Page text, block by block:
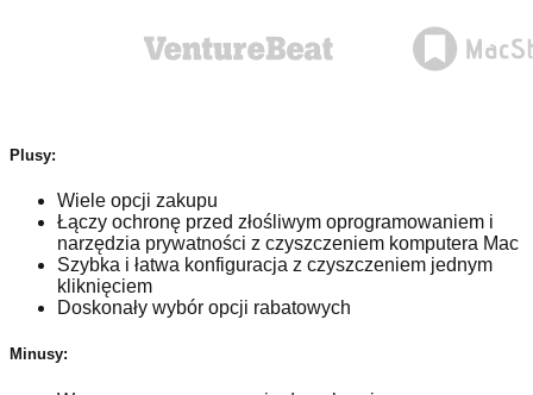
Plusy:
Wiele opcji zakupu
Łączy ochronę przed złośliwym oprogramowaniem i
narzędzia prywatności z czyszczeniem komputera Mac
Szybka i łatwa konfiguracja z czyszczeniem jednym
kliknięciem
Doskonały wybór opcji rabatowych
Minusy: